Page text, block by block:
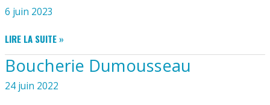
6 juin 2023
FOOD
TRUCK
PIZZAS
LE
LIRE LA SUITE »
Boucherie Dumousseau
24 juin 2022